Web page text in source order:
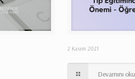
2 Kasım 2021
Devamını oku